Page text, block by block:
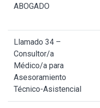
ABOGADO
Llamado 34 –
Consultor/a
Médico/a para
Asesoramiento
Técnico-Asistencial